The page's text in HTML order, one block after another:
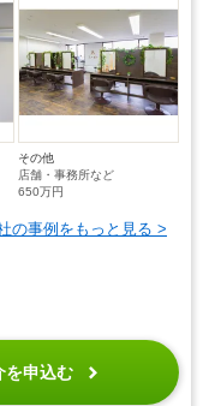
その他
店舗・事務所など
650万円
の事例をもっと見る >
を申込む